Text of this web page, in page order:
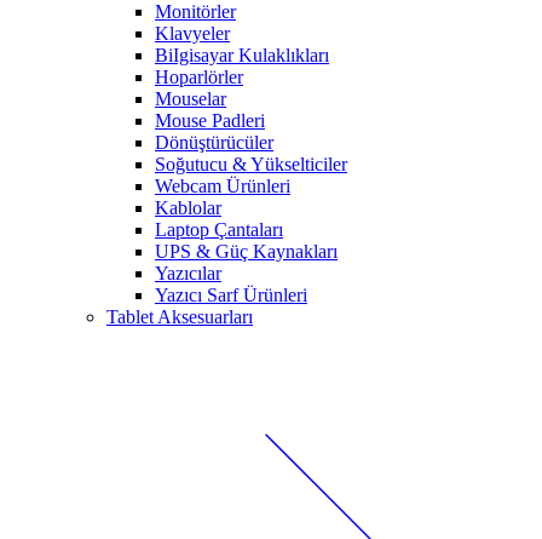
Monitörler
Klavyeler
BiIgisayar Kulaklıkları
Hoparlörler
Mouselar
Mouse Padleri
Dönüştürücüler
Soğutucu & Yükselticiler
Webcam Ürünleri
Kablolar
Laptop Çantaları
UPS & Güç Kaynakları
Yazıcılar
Yazıcı Sarf Ürünleri
Tablet Aksesuarları